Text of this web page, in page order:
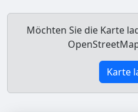
Möchten Sie die Karte
Karte